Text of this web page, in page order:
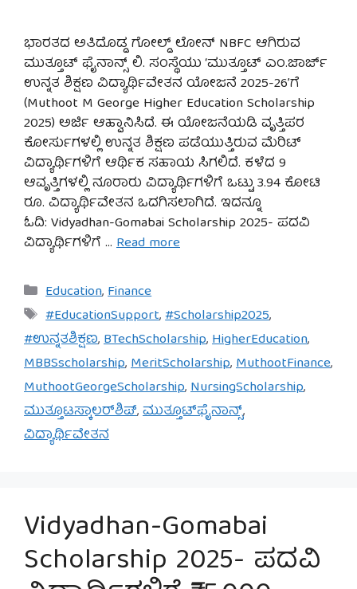
ಭಾರತದ ಅತಿದೊಡ್ಡ ಗೋಲ್ಡ್ ಲೋನ್ NBFC ಆಗಿರುವ
ಮುತ್ತೂಟ್ ಫೈನಾನ್ಸ್ ಲಿ. ಸಂಸ್ಥೆಯು ‘ಮುತ್ತೂಟ್ ಎಂ.ಜಾರ್ಜ್
ಉನ್ನತ ಶಿಕ್ಷಣ ವಿದ್ಯಾರ್ಥಿವೇತನ ಯೋಜನೆ 2025-26’ಗೆ
(Muthoot M George Higher Education Scholarship
2025) ಅರ್ಜಿ ಆಹ್ವಾನಿಸಿದೆ. ಈ ಯೋಜನೆಯಡಿ ವೃತ್ತಿಪರ
ಕೋರ್ಸುಗಳಲ್ಲಿ ಉನ್ನತ ಶಿಕ್ಷಣ ಪಡೆಯುತ್ತಿರುವ ಮೆರಿಟ್
ವಿದ್ಯಾರ್ಥಿಗಳಿಗೆ ಆರ್ಥಿಕ ಸಹಾಯ ಸಿಗಲಿದೆ. ಕಳೆದ 9
ಆವೃತ್ತಿಗಳಲ್ಲಿ ನೂರಾರು ವಿದ್ಯಾರ್ಥಿಗಳಿಗೆ ಒಟ್ಟು 3.94 ಕೋಟಿ
ರೂ. ವಿದ್ಯಾರ್ಥಿವೇತನ ಒದಗಿಸಲಾಗಿದೆ. ಇದನ್ನೂ
ಓದಿ: Vidyadhan-Gomabai Scholarship 2025- ಪದವಿ
ವಿದ್ಯಾರ್ಥಿಗಳಿಗೆ … Read more
Categories
Education,Finance
Tags
#EducationSupport,#Scholarship2025,
#ಉನ್ನತಶಿಕ್ಷಣ,BTechScholarship,HigherEducation,
MBBSscholarship,MeritScholarship,MuthootFinance,
MuthootGeorgeScholarship,NursingScholarship,
ಮುತ್ತೂಟಸ್ಕಾಲರ್‌ಶಿಪ್,ಮುತ್ತೂಟ್‌ಫೈನಾನ್ಸ್,
ವಿದ್ಯಾರ್ಥಿವೇತನ
Vidyadhan-Gomabai
Scholarship 2025- ಪದವಿ